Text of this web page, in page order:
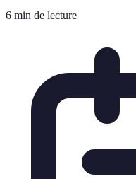
6 min de lecture